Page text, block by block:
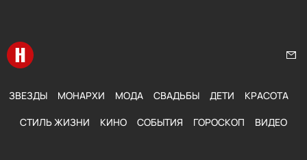
Перейти на главную
ЗВЕЗДЫ МОНАРХИ МОДА СВАДЬБЫ ДЕТИ КРАСОТА
СТИЛЬ ЖИЗНИ КИНО СОБЫТИЯ ГОРОСКОП ВИДЕО